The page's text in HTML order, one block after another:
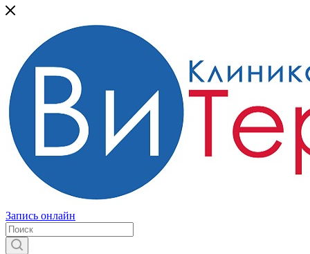
Запись онлайн